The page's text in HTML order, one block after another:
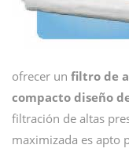
ofrecer un filtro de
compacto diseño
filtración de altas
maximizada es apto